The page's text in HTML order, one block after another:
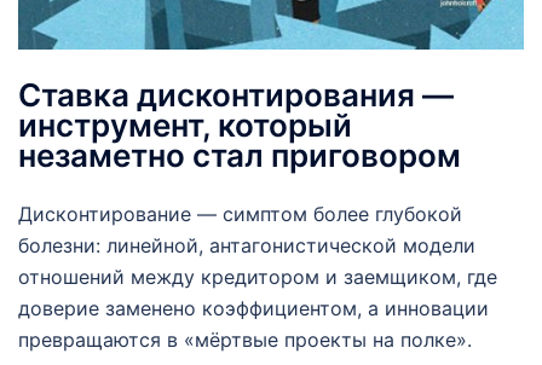
Ставка дисконтирования —
инструмент, который
незаметно стал приговором
Дисконтирование — симптом более глубокой
болезни: линейной, антагонистической модели
отношений между кредитором и заемщиком, где
доверие заменено коэффициентом, а инновации
превращаются в «мёртвые проекты на полке».